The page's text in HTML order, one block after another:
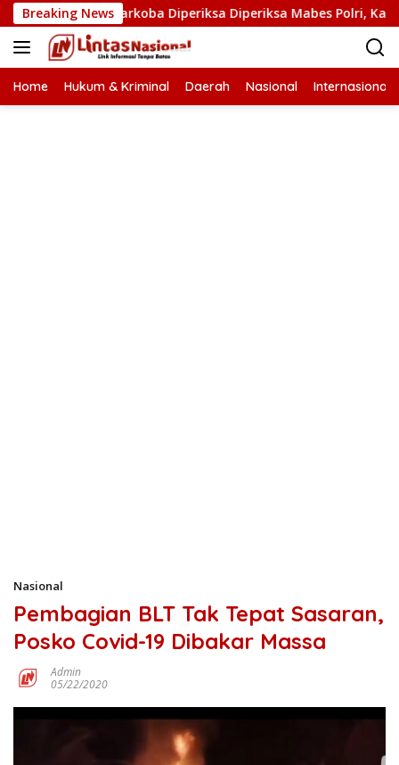
Langsung
ke
konten
Breaking News
Kasat Narkoba Diperiksa Diperiksa Mabes Polri, Kasus Apa?
Home Hukum & Kriminal Daerah Nasional Internasional
Nasional
Pembagian BLT Tak Tepat Sasaran,
Posko Covid-19 Dibakar Massa
Admin
05/22/2020